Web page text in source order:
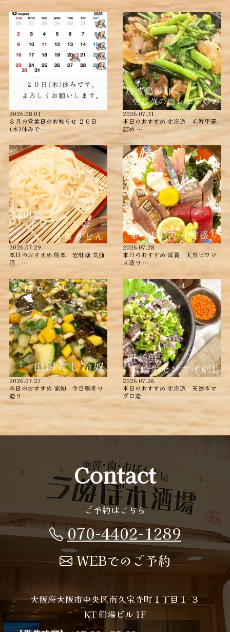
2026.08.01
８月の営業日のお知らせ ２０日
(木)休みで…
2026.07.31
本日のおすすめ ︎北海道 毛蟹甲羅
詰め ︎…
2026.07.29
本日のおすすめ ︎熊本 岩牡蠣 ︎気仙
沼 …
2026.07.28
本日のおすすめ ︎滋賀 天然ビワマ
ス造り …
2026.07.27
本日のおすすめ ︎高知 金目鯛炙り
造り ︎…
2026.07.26
本日のおすすめ ︎北海道 天然本マ
グロ造…
Contact
ご予約はこちら
070-4402-1289
WEBでのご予約
大阪府大阪市中央区南久宝寺町１丁目１−３
KT 船場ビル 1F